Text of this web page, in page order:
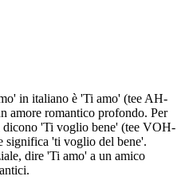
in italiano è 'Ti amo' (tee AH-
amore romantico profondo. Per
'Ti voglio bene' (tee VOH-
significa 'ti voglio del bene'.
dire 'Ti amo' a un amico